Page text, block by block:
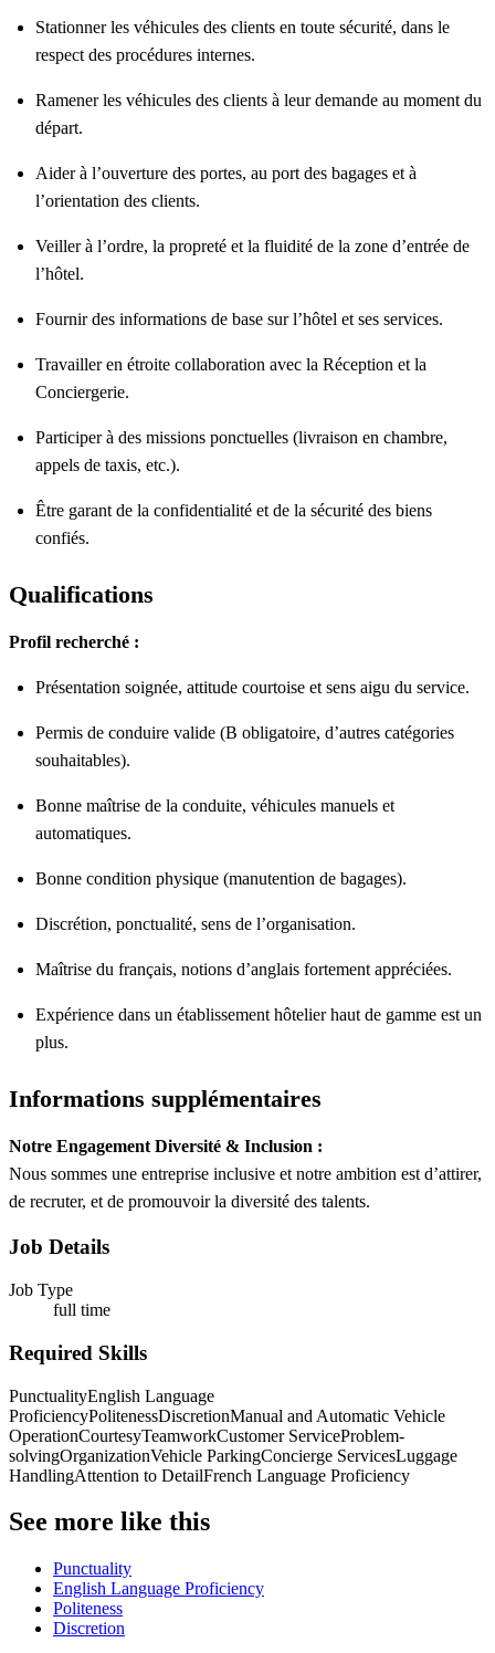
Stationner les véhicules des clients en toute sécurité, dans le
respect des procédures internes.
Ramener les véhicules des clients à leur demande au moment du
départ.
Aider à l’ouverture des portes, au port des bagages et à
l’orientation des clients.
Veiller à l’ordre, la propreté et la fluidité de la zone d’entrée de
l’hôtel.
Fournir des informations de base sur l’hôtel et ses services.
Travailler en étroite collaboration avec la Réception et la
Conciergerie.
Participer à des missions ponctuelles (livraison en chambre,
appels de taxis, etc.).
Être garant de la confidentialité et de la sécurité des biens
confiés.
Qualifications
Profil recherché :
Présentation soignée, attitude courtoise et sens aigu du service.
Permis de conduire valide (B obligatoire, d’autres catégories
souhaitables).
Bonne maîtrise de la conduite, véhicules manuels et
automatiques.
Bonne condition physique (manutention de bagages).
Discrétion, ponctualité, sens de l’organisation.
Maîtrise du français, notions d’anglais fortement appréciées.
Expérience dans un établissement hôtelier haut de gamme est un
plus.
Informations supplémentaires
Notre Engagement Diversité & Inclusion :
Nous sommes une entreprise inclusive et notre ambition est d’attirer,
de recruter, et de promouvoir la diversité des talents.
Job Details
Job Type
full time
Required Skills
PunctualityEnglish Language
ProficiencyPolitenessDiscretionManual and Automatic Vehicle
OperationCourtesyTeamworkCustomer ServiceProblem-
solvingOrganizationVehicle ParkingConcierge ServicesLuggage
HandlingAttention to DetailFrench Language Proficiency
See more like this
Punctuality
English Language Proficiency
Politeness
Discretion